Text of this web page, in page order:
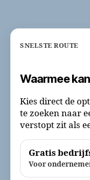
SNELSTE ROUTE
Waarmee
Kies direct de
te zoeken naar
verstopt zit als
Gratis
Voor